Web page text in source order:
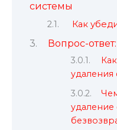
системы
Как
Вопрос-ответ:
удаления
удаление